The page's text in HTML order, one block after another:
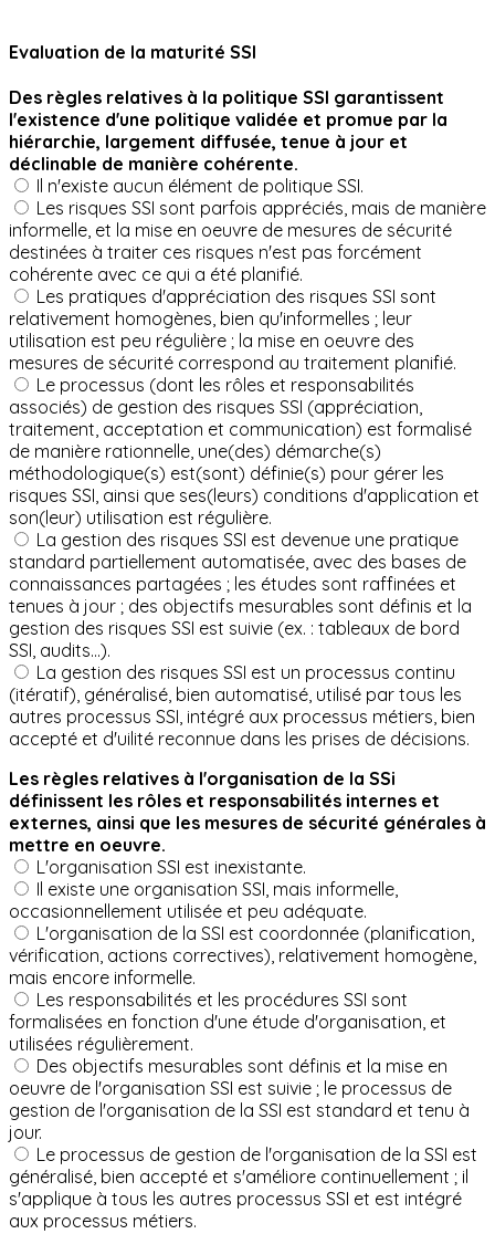
Evaluation de la maturité SSI
Des règles relatives à la politique SSI garantissent
l'existence d'une politique validée et promue par la
hiérarchie, largement diffusée, tenue à jour et
déclinable de manière cohérente.
Il n'existe aucun élément de politique SSI.
Les risques SSI sont parfois appréciés, mais de manière
informelle, et la mise en oeuvre de mesures de sécurité
destinées à traiter ces risques n'est pas forcément
cohérente avec ce qui a été planifié.
Les pratiques d'appréciation des risques SSI sont
relativement homogènes, bien qu'informelles ; leur
utilisation est peu régulière ; la mise en oeuvre des
mesures de sécurité correspond au traitement planifié.
Le processus (dont les rôles et responsabilités
associés) de gestion des risques SSI (appréciation,
traitement, acceptation et communication) est formalisé
de manière rationnelle, une(des) démarche(s)
méthodologique(s) est(sont) définie(s) pour gérer les
risques SSI, ainsi que ses(leurs) conditions d'application et
son(leur) utilisation est régulière.
La gestion des risques SSI est devenue une pratique
standard partiellement automatisée, avec des bases de
connaissances partagées ; les études sont raffinées et
tenues à jour ; des objectifs mesurables sont définis et la
gestion des risques SSI est suivie (ex. : tableaux de bord
SSI, audits...).
La gestion des risques SSI est un processus continu
(itératif), généralisé, bien automatisé, utilisé par tous les
autres processus SSI, intégré aux processus métiers, bien
accepté et d'uilité reconnue dans les prises de décisions.
Les règles relatives à l'organisation de la SSi
définissent les rôles et responsabilités internes et
externes, ainsi que les mesures de sécurité générales à
mettre en oeuvre.
L'organisation SSI est inexistante.
Il existe une organisation SSI, mais informelle,
occasionnellement utilisée et peu adéquate.
L'organisation de la SSI est coordonnée (planification,
vérification, actions correctives), relativement homogène,
mais encore informelle.
Les responsabilités et les procédures SSI sont
formalisées en fonction d'une étude d'organisation, et
utilisées régulièrement.
Des objectifs mesurables sont définis et la mise en
oeuvre de l'organisation SSI est suivie ; le processus de
gestion de l'organisation de la SSI est standard et tenu à
jour.
Le processus de gestion de l'organisation de la SSI est
généralisé, bien accepté et s'améliore continuellement ; il
s'applique à tous les autres processus SSI et est intégré
aux processus métiers.